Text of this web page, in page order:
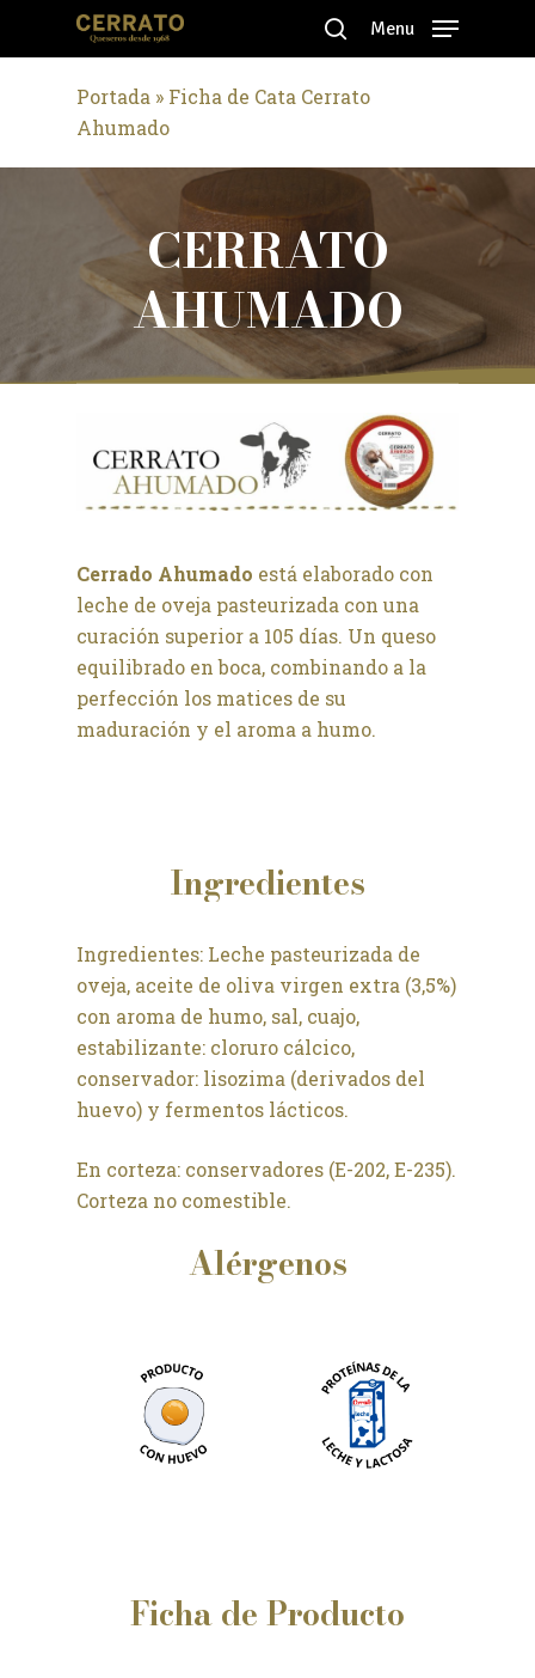
search
Menu
Portada » Ficha de Cata Cerrato
Ahumado
CERRATO
AHUMADO
Cerrado Ahumado está elaborado con
leche de oveja pasteurizada con una
curación superior a 105 días. Un queso
equilibrado en boca, combinando a la
perfección los matices de su
maduración y el aroma a humo.
Ingredientes
Ingredientes: Leche pasteurizada de
oveja, aceite de oliva virgen extra (3,5%)
con aroma de humo, sal, cuajo,
estabilizante: cloruro cálcico,
conservador: lisozima (derivados del
huevo) y fermentos lácticos.
En corteza: conservadores (E-202, E-235).
Corteza no comestible.
Alérgenos
FichadeProducto